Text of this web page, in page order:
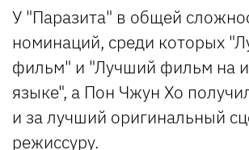
У "Паразита" в общей
номинаций, среди которых
фильм" и "Лучший фильм на
языке", а Пон Чжун Хо
и за лучший оригинальный
режиссуру.